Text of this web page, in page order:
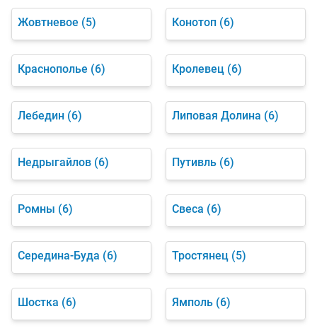
Жовтневое (5) Конотоп (6)
Краснополье (6) Кролевец (6)
Лебедин (6) Липовая Долина (6)
Недрыгайлов (6) Путивль (6)
Ромны (6) Свеса (6)
Середина-Буда (6) Тростянец (5)
Шостка (6) Ямполь (6)